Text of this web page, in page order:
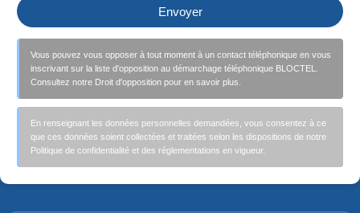
Envoyer
Vous pouvez vous opposer à tout moment à un contact téléphonique en vous
inscrivant sur la liste d'opposition au démarchage téléphonique BLOCTEL.
Consultez notre Droit d'opposition pour en savoir plus.
En renseignant les données personnelles demandées, vous consentez à ce
que ces données soient collectées et traitées selon les dispositions de notre
Politique de confidentialité et des réglementations en vigueur.